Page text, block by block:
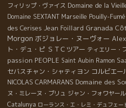
フィリップ・ヴァイス Domaine de la
Domaine SEXTANT Marseille Pouilly-Fumé
des Cerises Jean Foillard Granada
Morgon ボジョレー・ヌーヴォー
ト・デュ・ピ ＳＴＣツアー ティエリー・
passion PEOPLE Saint Aubin Ramon
セバスチャン・シャティヨン コルビエー
NICOLAS CARMARANS Domaine des
ヌ・ミレーヌ・ブリュ ジャン・フォワヤール
Catalunya ローランス・エ・レミ・デュフェー